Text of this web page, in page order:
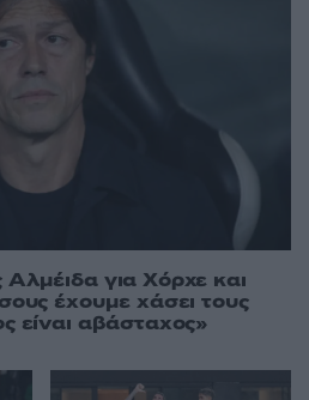
για Χόρχε και
έχουμε χάσει τους
είναι αβάσταχος»